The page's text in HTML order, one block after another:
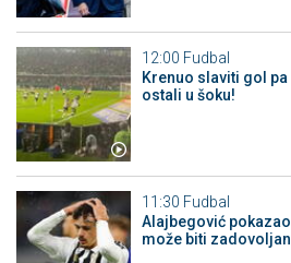
12:00 Fudbal
Krenuo slaviti gol
ostali u šoku!
11:30 Fudbal
Alajbegović
može biti zadovoljan